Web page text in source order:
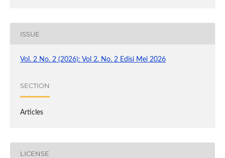
ISSUE
Vol. 2 No. 2 (2026): Vol 2. No. 2 Edisi Mei 2026
SECTION
Articles
LICENSE